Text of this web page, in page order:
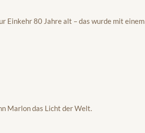
Einkehr 80 Jahre alt – das wurde mit einem
Marlon das Licht der Welt.